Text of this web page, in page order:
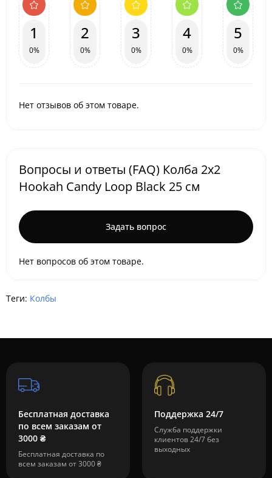
1
0%
2
0%
3
0%
4
0%
5
0%
Нет отзывов об этом товаре.
Вопросы и ответы (FAQ) Колба 2x2
Hookah Candy Loop Black 25 см
Задать вопрос
Нет вопросов об этом товаре.
Теги: Колбы
Бесплатная доставка
по всем заказам от
3000 ₴
Бесплатная доставка по
всем заказам от 3000 ₴
Поддержка 24/7
Служба поддержки
клиентов 24/7 без
выходных